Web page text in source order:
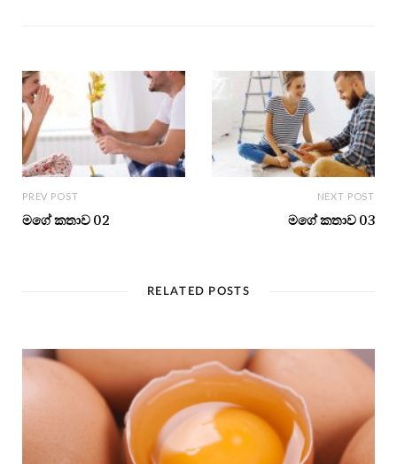
PREV POST
මගේ කතාව 02
NEXT POST
මගේ කතාව 03
RELATED POSTS